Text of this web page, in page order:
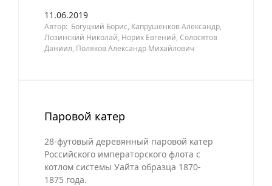
11.06.2019
Автор: Богуцкий Борис, Капрушенков Александр,
Лозинский Николай, Норик Евгений, Солосятов
Даниил, Поляков Александр Михайлович
Паровой катер
28-футовый деревянный паровой катер
Российского императорского флота с
котлом системы Уайта образца 1870-
1875 года.